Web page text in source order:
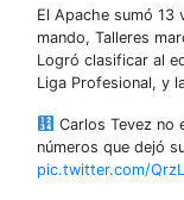
El Apache sumó 13
mando, Talleres
Logró clasificar al
Liga Profesional, y
Carlos Tevez no
números que dejó
pic.twitter.com/